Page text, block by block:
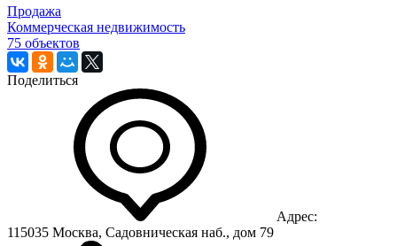
Продажа
Коммерческая недвижимость
75 объектов
Поделиться
Адрес:
115035 Москва, Садовническая наб., дом 79